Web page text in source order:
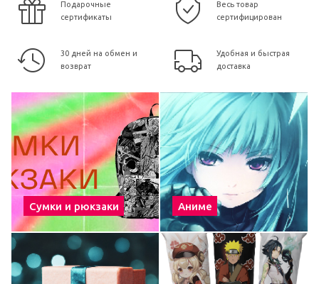
Подарочные
сертификаты
Весь товар
сертифицирован
30 дней на обмен и
возврат
Удобная и быстрая
доставка
Сумки и рюкзаки Аниме